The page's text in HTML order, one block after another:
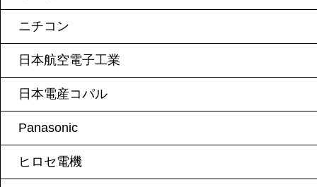
ニチコン
日本航空電子工業
日本電産コパル
Panasonic
ヒロセ電機